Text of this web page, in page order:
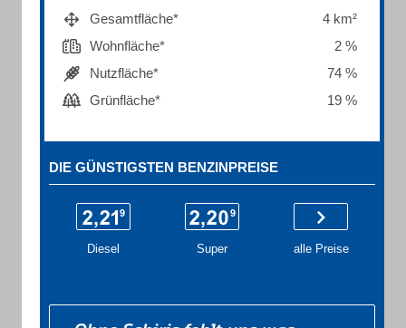
Gesamtfläche*
4 km²
Wohnfläche*
2 %
Nutzfläche*
74 %
Grünfläche*
19 %
DIE GÜNSTIGSTEN BENZINPREISE
Diesel Super alle Preise